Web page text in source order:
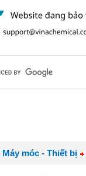
Máy móc - Thiết bị